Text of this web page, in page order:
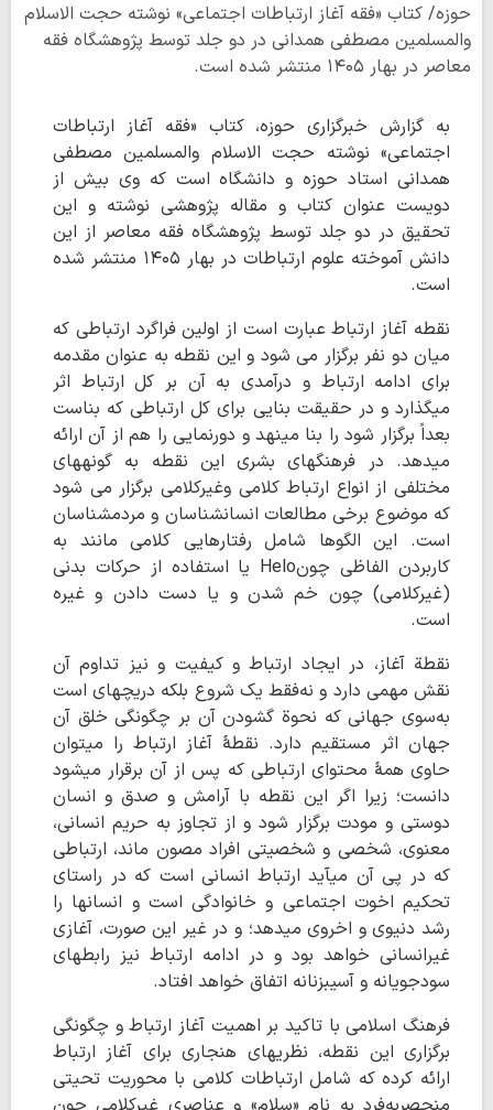
حوزه/ کتاب «فقه آغاز ارتباطات اجتماعی» نوشته حجت الاسلام
والمسلمین مصطفی همدانی در دو جلد توسط پژوهشگاه فقه
معاصر در بهار ۱۴۰۵ منتشر شده است.
به گزارش خبرگزاری حوزه، کتاب «فقه آغاز ارتباطات
اجتماعی» نوشته حجت الاسلام والمسلمین مصطفی
همدانی استاد حوزه و دانشگاه است که وی بیش از
دویست عنوان کتاب و مقاله پژوهشی نوشته و این
تحقیق در دو جلد توسط پژوهشگاه فقه معاصر از این
دانش آموخته علوم ارتباطات در بهار ۱۴۰۵ منتشر شده
است.
نقطه آغاز ارتباط عبارت است از اولین فراگرد ارتباطی که
میان دو نفر برگزار می شود و این نقطه به عنوان مقدمه
برای ادامه ارتباط و درآمدی به آن بر کل ارتباط اثر
میگذارد و در حقیقت بنایی برای کل ارتباطی که بناست
بعداً برگزار شود را بنا مینهد و دورنمایی را هم از آن ارائه
میدهد. در فرهنگهای بشری این نقطه به گونههای
مختلفی از انواع ارتباط کلامی وغیرکلامی برگزار می شود
که موضوع برخی مطالعات انسانشناسان و مردمشناسان
است. این الگوها شامل رفتارهایی کلامی مانند به
کاربردن الفاظی چونHelo یا استفاده از حرکات بدنی
(غیرکلامی) چون خم شدن و یا دست دادن و غیره
است.
نقطة آغاز، در ایجاد ارتباط و کیفیت و نیز تداوم آن
نقش مهمی دارد و نه‌فقط یک شروع بلکه دریچهای است
به‌سوی جهانی که نحوة گشودن آن بر چگونگی خلق آن
جهان اثر مستقیم دارد. نقطۀ آغاز ارتباط را میتوان
حاوی همۀ محتوای ارتباطی که پس ‌از آن برقرار میشود
دانست؛ زیرا اگر این نقطه با آرامش و صدق و انسان
دوستی و مودت برگزار شود و از تجاوز به حریم انسانی،
معنوی، شخصی و شخصیتی افراد مصون ماند، ارتباطی
که در پی آن میآید ارتباط انسانی است که در راستای
تحکیم اخوت اجتماعی و خانوادگی است و انسانها را
رشد دنیوی و اخروی میدهد؛ و در غیر این صورت، آغازی
غیرانسانی خواهد بود و در ادامه ارتباط نیز رابطهای
سودجویانه و آسیبزنانه اتفاق خواهد افتاد.
فرهنگ اسلامی با تاکید بر اهمیت آغاز ارتباط و چگونگی
برگزاری این نقطه، نظریهای هنجاری برای آغاز ارتباط
ارائه کرده که شامل ارتباطات کلامی با محوریت تحیتی